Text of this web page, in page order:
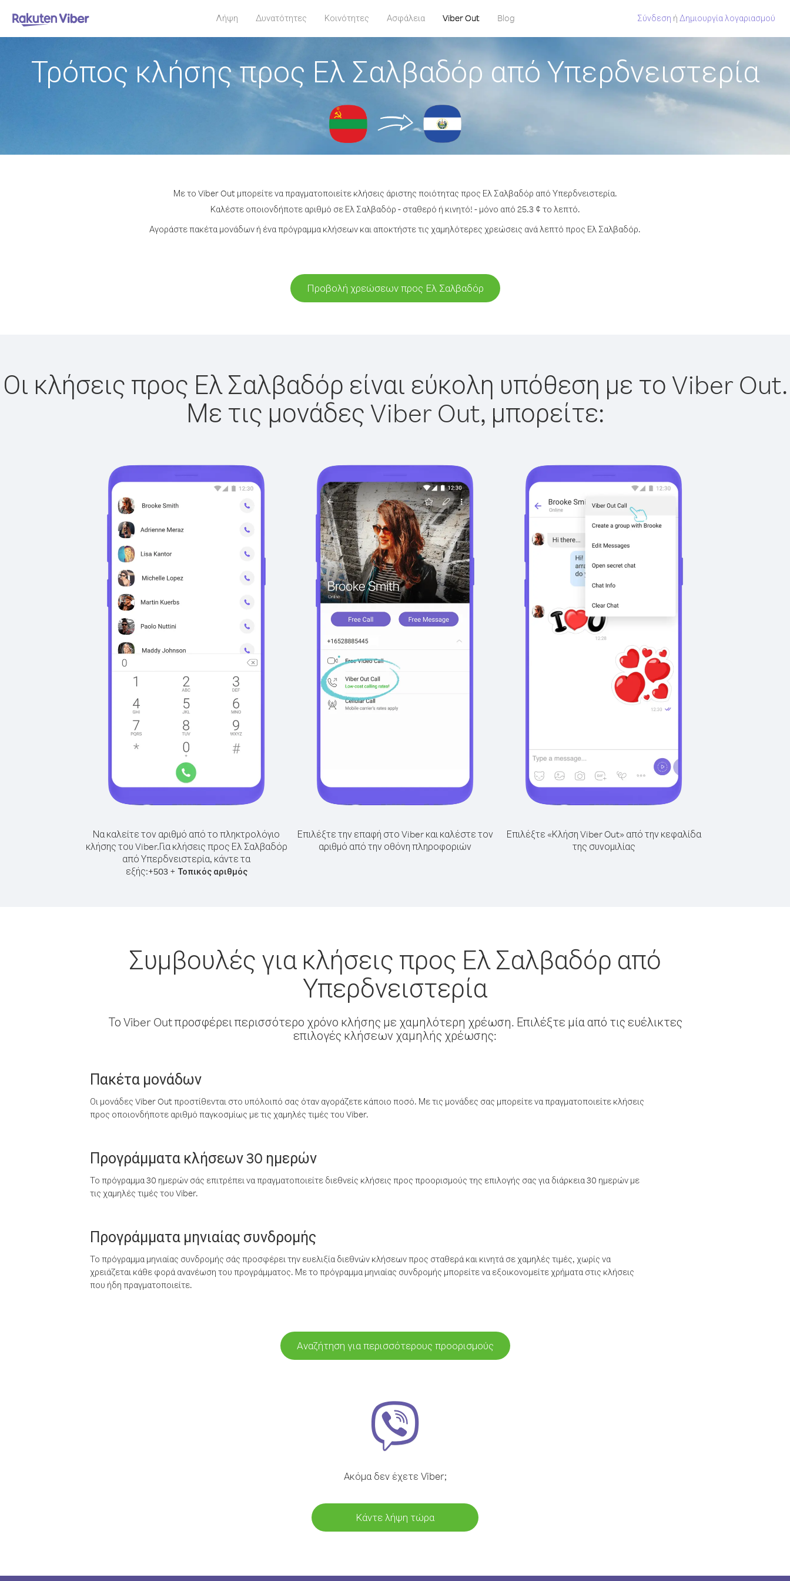
Λήψη Δυνατότητες Κοινότητες Ασφάλεια Viber Out Blog Σύνδεση ή Δημιουργία λογαριασμού
Τρόπος κλήσης προς Ελ Σαλβαδόρ από Υπερδνειστερία
Με το Viber Out μπορείτε να πραγματοποιείτε κλήσεις άριστης ποιότητας προς Ελ Σαλβαδόρ από Υπερδνειστερία.
Καλέστε οποιονδήποτε αριθμό σε Ελ Σαλβαδόρ - σταθερό ή κινητό! - μόνο από 25.3 ¢ το λεπτό.
Αγοράστε πακέτα μονάδων ή ένα πρόγραμμα κλήσεων και αποκτήστε τις χαμηλότερες χρεώσεις ανά λεπτό προς Ελ Σαλβαδόρ.
Προβολή χρεώσεων προς Ελ Σαλβαδόρ
Οι κλήσεις προς Ελ Σαλβαδόρ είναι εύκολη υπόθεση με το Viber Out.
Με τις μονάδες Viber Out, μπορείτε:
Να καλείτε τον αριθμό από το πληκτρολόγιο
κλήσης του Viber.Για κλήσεις προς Ελ Σαλβαδόρ
από Υπερδνειστερία, κάντε τα
εξής:+503+ Τοπικός αριθμός
Επιλέξτε την επαφή στο Viber και καλέστε τον
αριθμό από την οθόνη πληροφοριών
Επιλέξτε «Κλήση Viber Out» από την κεφαλίδα
της συνομιλίας
Συμβουλές για κλήσεις προς Ελ Σαλβαδόρ από
Υπερδνειστερία
Το Viber Out προσφέρει περισσότερο χρόνο κλήσης με χαμηλότερη χρέωση. Επιλέξτε μία από τις ευέλικτες
επιλογές κλήσεων χαμηλής χρέωσης:
Πακέτα μονάδων
Οι μονάδες Viber Out προστίθενται στο υπόλοιπό σας όταν αγοράζετε κάποιο ποσό. Με τις μονάδες σας μπορείτε να πραγματοποιείτε κλήσεις
προς οποιονδήποτε αριθμό παγκοσμίως με τις χαμηλές τιμές του Viber.
Προγράμματα κλήσεων 30 ημερών
Το πρόγραμμα 30 ημερών σάς επιτρέπει να πραγματοποιείτε διεθνείς κλήσεις προς προορισμούς της επιλογής σας για διάρκεια 30 ημερών με
τις χαμηλές τιμές του Viber.
Προγράμματα μηνιαίας συνδρομής
Το πρόγραμμα μηνιαίας συνδρομής σάς προσφέρει την ευελιξία διεθνών κλήσεων προς σταθερά και κινητά σε χαμηλές τιμές, χωρίς να
χρειάζεται κάθε φορά ανανέωση του προγράμματος. Με το πρόγραμμα μηνιαίας συνδρομής μπορείτε να εξοικονομείτε χρήματα στις κλήσεις
που ήδη πραγματοποιείτε.
Αναζήτηση για περισσότερους προορισμούς
Ακόμα δεν έχετε Viber;
Κάντε λήψη τώρα